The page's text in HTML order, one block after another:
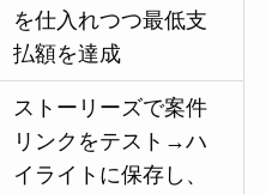
を仕入れつつ最低支
払額を達成
ストーリーズで案件
リンクをテスト→ハ
イライトに保存し、